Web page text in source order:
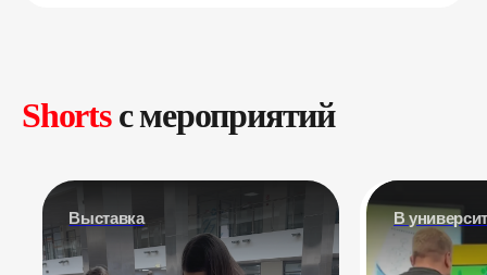
Shortsc мероприятий